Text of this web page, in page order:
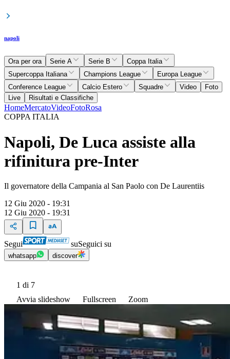
napoli
Ora per ora Serie A Serie B
Coppa Italia
Supercoppa Italiana
Champions League
Europa League
Conference League
Calcio Estero Squadre Video
Foto
Live
Risultati e Classifiche
HomeMercatoVideoFotoRosa
COPPA ITALIA
Napoli, De Luca assiste alla
rifinitura pre-Inter
Il governatore della Campania al San Paolo con De Laurentiis
12 Giu 2020 - 19:31
12 Giu 2020 - 19:31
Segui suSeguici su
whatsapp discover
1 di 7
Avvia slideshow
Fullscreen Zoom